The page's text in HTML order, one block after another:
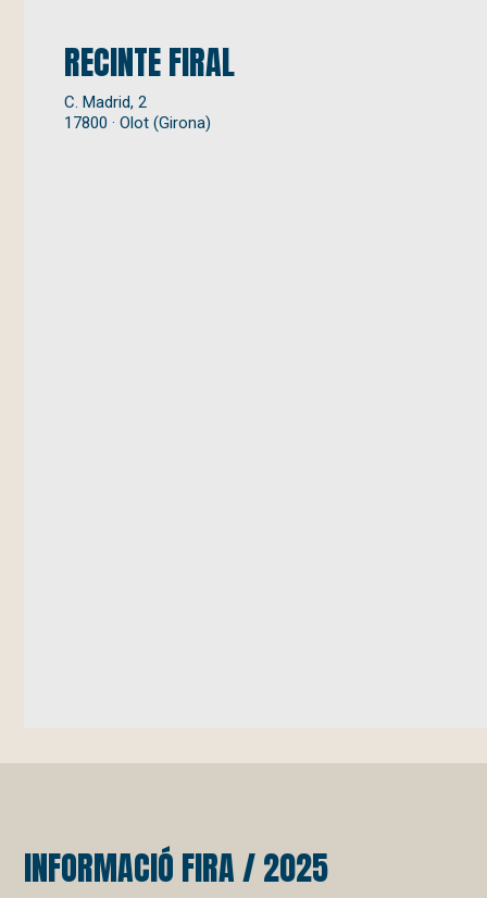
RECINTE FIRAL
C. Madrid, 2
17800 · Olot (Girona)
INFORMACIÓ FIRA / 2025